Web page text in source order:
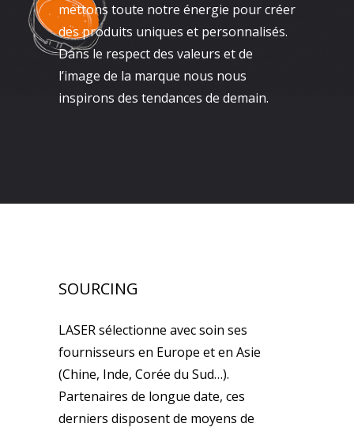
mettons toute notre énergie pour créer
des produits uniques et personnalisés.
Dans le respect des valeurs et de
l’image de la marque nous nous
inspirons des tendances de demain.
SOURCING
LASER sélectionne avec soin ses
fournisseurs en Europe et en Asie
(Chine, Inde, Corée du Sud…).
Partenaires de longue date, ces
derniers disposent de moyens de